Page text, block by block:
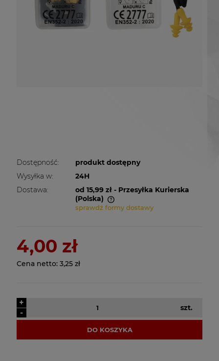
Dostępność:
produkt dostępny
Wysyłka w:
24H
Dostawa:
od 15,99 zł - Przesyłka Kurierska
(Polska)
Cena nie zawiera ewentualnych kosztów
sprawdź formy dostawy
4,00 zł
Cena netto: 3,25 zł
-
+
szt.
DO KOSZYKA